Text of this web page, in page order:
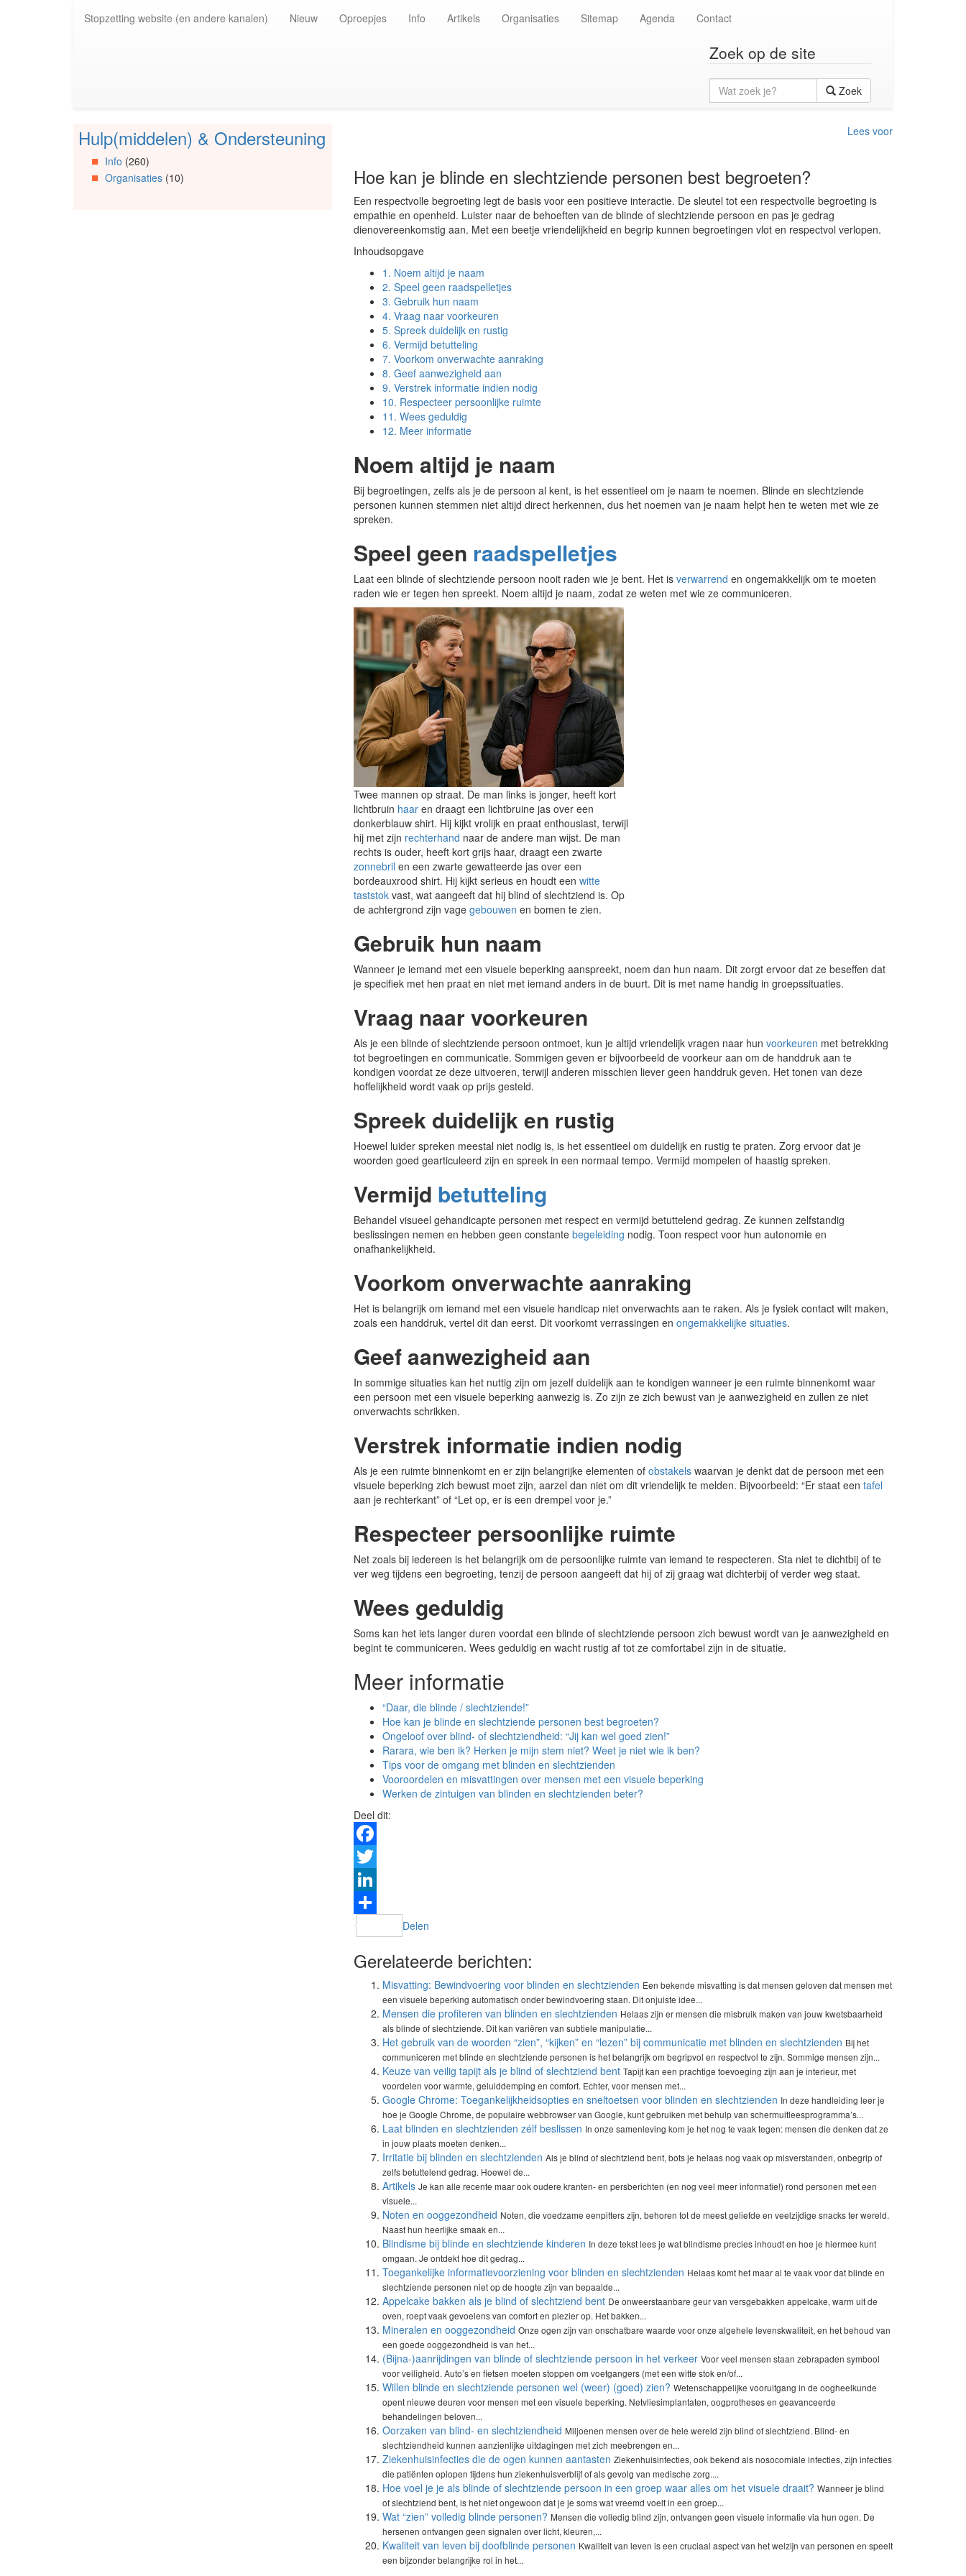
Stopzetting website (en andere kanalen) Nieuw Oproepjes Info Artikels Organisaties Sitemap Agenda Contact
Zoek op de site
Wat
zoek
je?
Zoek
Spring
Artikels
Spring
Hulp(middelen) & Ondersteuning
Info (260)
Organisaties(10)
Lees voor
Hoe kan je blinde en slechtziende personen best begroeten?
Een respectvolle begroeting legt de basis voor een positieve interactie. De sleutel tot een respectvolle begroeting is
empathie en openheid. Luister naar de behoeften van de blinde of slechtziende persoon en pas je gedrag
dienovereenkomstig aan. Met een beetje vriendelijkheid en begrip kunnen begroetingen vlot en respectvol verlopen.
Inhoudsopgave
1. Noem altijd je naam
2. Speel geen raadspelletjes
3. Gebruik hun naam
4. Vraag naar voorkeuren
5. Spreek duidelijk en rustig
6. Vermijd betutteling
7. Voorkom onverwachte aanraking
8. Geef aanwezigheid aan
9. Verstrek informatie indien nodig
10. Respecteer persoonlijke ruimte
11. Wees geduldig
12. Meer informatie
Noem altijd je naam
Bij begroetingen, zelfs als je de persoon al kent, is het essentieel om je naam te noemen. Blinde en slechtziende
personen kunnen stemmen niet altijd direct herkennen, dus het noemen van je naam helpt hen te weten met wie ze
spreken.
Speel geen raadspelletjes
Laat een blinde of slechtziende persoon nooit raden wie je bent. Het is verwarrend en ongemakkelijk om te moeten
raden wie er tegen hen spreekt. Noem altijd je naam, zodat ze weten met wie ze communiceren.
Twee mannen op straat. De man links is jonger, heeft kort
lichtbruin haar en draagt een lichtbruine jas over een
donkerblauw shirt. Hij kijkt vrolijk en praat enthousiast, terwijl
hij met zijn rechterhand naar de andere man wijst. De man
rechts is ouder, heeft kort grijs haar, draagt een zwarte
zonnebril en een zwarte gewatteerde jas over een
bordeauxrood shirt. Hij kijkt serieus en houdt een witte
taststok vast, wat aangeeft dat hij blind of slechtziend is. Op
de achtergrond zijn vage gebouwen en bomen te zien.
Gebruik hun naam
Wanneer je iemand met een visuele beperking aanspreekt, noem dan hun naam. Dit zorgt ervoor dat ze beseffen dat
je specifiek met hen praat en niet met iemand anders in de buurt. Dit is met name handig in groepssituaties.
Vraag naar voorkeuren
Als je een blinde of slechtziende persoon ontmoet, kun je altijd vriendelijk vragen naar hun voorkeuren met betrekking
tot begroetingen en communicatie. Sommigen geven er bijvoorbeeld de voorkeur aan om de handdruk aan te
kondigen voordat ze deze uitvoeren, terwijl anderen misschien liever geen handdruk geven. Het tonen van deze
hoffelijkheid wordt vaak op prijs gesteld.
Spreek duidelijk en rustig
Hoewel luider spreken meestal niet nodig is, is het essentieel om duidelijk en rustig te praten. Zorg ervoor dat je
woorden goed gearticuleerd zijn en spreek in een normaal tempo. Vermijd mompelen of haastig spreken.
Vermijd betutteling
Behandel visueel gehandicapte personen met respect en vermijd betuttelend gedrag. Ze kunnen zelfstandig
beslissingen nemen en hebben geen constante begeleiding nodig. Toon respect voor hun autonomie en
onafhankelijkheid.
Voorkom onverwachte aanraking
Het is belangrijk om iemand met een visuele handicap niet onverwachts aan te raken. Als je fysiek contact wilt maken,
zoals een handdruk, vertel dit dan eerst. Dit voorkomt verrassingen en ongemakkelijke situaties.
Geef aanwezigheid aan
In sommige situaties kan het nuttig zijn om jezelf duidelijk aan te kondigen wanneer je een ruimte binnenkomt waar
een persoon met een visuele beperking aanwezig is. Zo zijn ze zich bewust van je aanwezigheid en zullen ze niet
onverwachts schrikken.
Verstrek informatie indien nodig
Als je een ruimte binnenkomt en er zijn belangrijke elementen of obstakels waarvan je denkt dat de persoon met een
visuele beperking zich bewust moet zijn, aarzel dan niet om dit vriendelijk te melden. Bijvoorbeeld: “Er staat een tafel
aan je rechterkant” of “Let op, er is een drempel voor je.”
Respecteer persoonlijke ruimte
Net zoals bij iedereen is het belangrijk om de persoonlijke ruimte van iemand te respecteren. Sta niet te dichtbij of te
ver weg tijdens een begroeting, tenzij de persoon aangeeft dat hij of zij graag wat dichterbij of verder weg staat.
Wees geduldig
Soms kan het iets langer duren voordat een blinde of slechtziende persoon zich bewust wordt van je aanwezigheid en
begint te communiceren. Wees geduldig en wacht rustig af tot ze comfortabel zijn in de situatie.
Meer informatie
“Daar, die blinde / slechtziende!”
Hoe kan je blinde en slechtziende personen best begroeten?
Ongeloof over blind- of slechtziendheid: “Jij kan wel goed zien!”
Rarara, wie ben ik? Herken je mijn stem niet? Weet je niet wie ik ben?
Tips voor de omgang met blinden en slechtzienden
Vooroordelen en misvattingen over mensen met een visuele beperking
Werken de zintuigen van blinden en slechtzienden beter?
Deel dit:
Facebook
Twitter
LinkedIn
Delen
Gerelateerde berichten:
Misvatting: Bewindvoering voor blinden en slechtzienden Een bekende misvatting is dat mensen geloven dat mensen met
een visuele beperking automatisch onder bewindvoering staan. Dit onjuiste idee...
Mensen die profiteren van blinden en slechtzienden Helaas zijn er mensen die misbruik maken van jouw kwetsbaarheid
als blinde of slechtziende. Dit kan variëren van subtiele manipulatie...
Het gebruik van de woorden “zien”, “kijken” en “lezen” bij communicatie met blinden en slechtzienden Bij het
communiceren met blinde en slechtziende personen is het belangrijk om begripvol en respectvol te zijn. Sommige mensen zijn...
Keuze van veilig tapijt als je blind of slechtziend bent Tapijt kan een prachtige toevoeging zijn aan je interieur, met
voordelen voor warmte, geluiddemping en comfort. Echter, voor mensen met...
Google Chrome: Toegankelijkheidsopties en sneltoetsen voor blinden en slechtzienden In deze handleiding leer je
hoe je Google Chrome, de populaire webbrowser van Google, kunt gebruiken met behulp van schermuitleesprogramma’s...
Laat blinden en slechtzienden zélf beslissen In onze samenleving kom je het nog te vaak tegen: mensen die denken dat ze
in jouw plaats moeten denken...
Irritatie bij blinden en slechtzienden Als je blind of slechtziend bent, bots je helaas nog vaak op misverstanden, onbegrip of
zelfs betuttelend gedrag. Hoewel de...
Artikels Je kan alle recente maar ook oudere kranten- en persberichten (en nog veel meer informatie!) rond personen met een
visuele...
Noten en ooggezondheid Noten, die voedzame eenpitters zijn, behoren tot de meest geliefde en veelzijdige snacks ter wereld.
Naast hun heerlijke smaak en...
Blindisme bij blinde en slechtziende kinderen In deze tekst lees je wat blindisme precies inhoudt en hoe je hiermee kunt
omgaan. Je ontdekt hoe dit gedrag...
Toegankelijke informatievoorziening voor blinden en slechtzienden Helaas komt het maar al te vaak voor dat blinde en
slechtziende personen niet op de hoogte zijn van bepaalde...
Appelcake bakken als je blind of slechtziend bent De onweerstaanbare geur van versgebakken appelcake, warm uit de
oven, roept vaak gevoelens van comfort en plezier op. Het bakken...
Mineralen en ooggezondheid Onze ogen zijn van onschatbare waarde voor onze algehele levenskwaliteit, en het behoud van
een goede ooggezondheid is van het...
(Bijna-)aanrijdingen van blinde of slechtziende persoon in het verkeer Voor veel mensen staan zebrapaden symbool
voor veiligheid. Auto’s en fietsen moeten stoppen om voetgangers (met een witte stok en/of...
Willen blinde en slechtziende personen wel (weer) (goed) zien? Wetenschappelijke vooruitgang in de oogheelkunde
opent nieuwe deuren voor mensen met een visuele beperking. Netvliesimplantaten, oogprotheses en geavanceerde
behandelingen beloven...
Oorzaken van blind- en slechtziendheid Miljoenen mensen over de hele wereld zijn blind of slechtziend. Blind- en
slechtziendheid kunnen aanzienlijke uitdagingen met zich meebrengen en...
Ziekenhuisinfecties die de ogen kunnen aantasten Ziekenhuisinfecties, ook bekend als nosocomiale infecties, zijn infecties
die patiënten oplopen tijdens hun ziekenhuisverblijf of als gevolg van medische zorg....
Hoe voel je je als blinde of slechtziende persoon in een groep waar alles om het visuele draait? Wanneer je blind
of slechtziend bent, is het niet ongewoon dat je je soms wat vreemd voelt in een groep...
Wat “zien” volledig blinde personen? Mensen die volledig blind zijn, ontvangen geen visuele informatie via hun ogen. De
hersenen ontvangen geen signalen over licht, kleuren,...
Kwaliteit van leven bij doofblinde personen Kwaliteit van leven is een cruciaal aspect van het welzijn van personen en speelt
een bijzonder belangrijke rol in het...